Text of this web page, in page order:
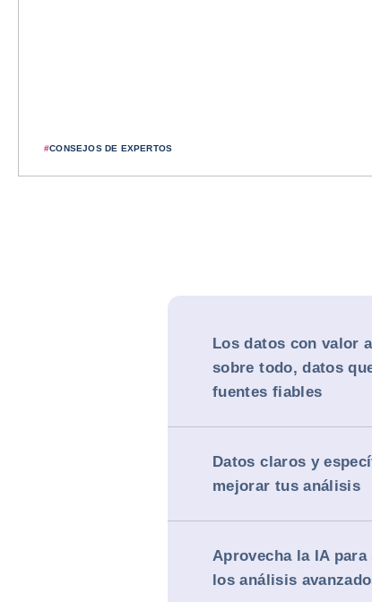
#CONSEJOS DE EXPERTOS
Los datos con valor
sobre todo, datos
fuentes fiables
Datos claros y
mejorar tus análisis
Aprovecha la IA
los análisis